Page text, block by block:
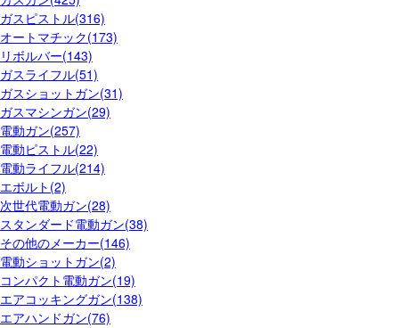
ガスピストル(316)
オートマチック(173)
リボルバー(143)
ガスライフル(51)
ガスショットガン(31)
ガスマシンガン(29)
電動ガン(257)
電動ピストル(22)
電動ライフル(214)
エボルト(2)
次世代電動ガン(28)
スタンダード電動ガン(38)
その他のメーカー(146)
電動ショットガン(2)
コンパクト電動ガン(19)
エアコッキングガン(138)
エアハンドガン(76)